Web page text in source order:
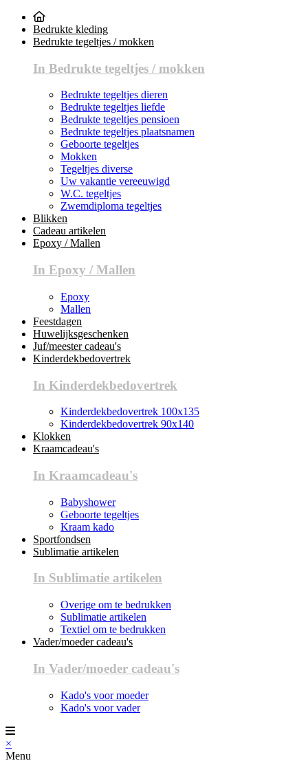
Bedrukte kleding
Bedrukte tegeltjes / mokken
In Bedrukte tegeltjes / mokken
Bedrukte tegeltjes dieren
Bedrukte tegeltjes liefde
Bedrukte tegeltjes pensioen
Bedrukte tegeltjes plaatsnamen
Geboorte tegeltjes
Mokken
Tegeltjes diverse
Uw vakantie vereeuwigd
W.C. tegeltjes
Zwemdiploma tegeltjes
Blikken
Cadeau artikelen
Epoxy / Mallen
In Epoxy / Mallen
Epoxy
Mallen
Feestdagen
Huwelijksgeschenken
Juf/meester cadeau's
Kinderdekbedovertrek
In Kinderdekbedovertrek
Kinderdekbedovertrek 100x135
Kinderdekbedovertrek 90x140
Klokken
Kraamcadeau's
In Kraamcadeau's
Babyshower
Geboorte tegeltjes
Kraam kado
Sportfondsen
Sublimatie artikelen
In Sublimatie artikelen
Overige om te bedrukken
Sublimatie artikelen
Textiel om te bedrukken
Vader/moeder cadeau's
In Vader/moeder cadeau's
Kado's voor moeder
Kado's voor vader
×
Menu